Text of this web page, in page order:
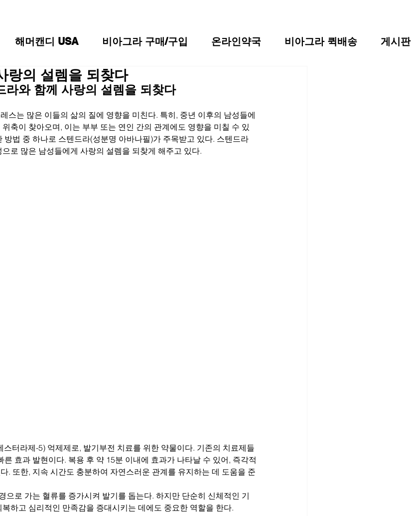
해머캔디 USA 비아그라 구매/구입 온라인약국 비아그라 퀵배송 게시판
랑의 설렘을 되찾다
라와 함께 사랑의 설렘을 되찾다
스는 많은 이들의 삶의 질에 영향을 미친다. 특히, 중년 이후의 남성들에
축이 찾아오며, 이는 부부 또는 연인 간의 관계에도 영향을 미칠 수 있
방법 중 하나로 스텐드라(성분명 아바나필)가 주목받고 있다. 스텐드라
로 많은 남성들에게 사랑의 설렘을 되찾게 해주고 있다.
터라제-5) 억제제로, 발기부전 치료를 위한 약물이다. 기존의 치료제들
효과 발현이다. 복용 후 약 15분 이내에 효과가 나타날 수 있어, 즉각적
. 또한, 지속 시간도 충분하여 자연스러운 관계를 유지하는 데 도움을 준
으로 가는 혈류를 증가시켜 발기를 돕는다. 하지만 단순히 신체적인 기
하고 심리적인 만족감을 증대시키는 데에도 중요한 역할을 한다.